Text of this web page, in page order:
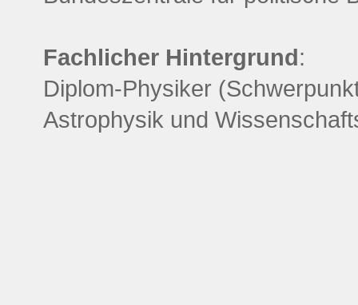
Fachlicher Hintergrund:
Diplom-Physiker
Astrophysik und